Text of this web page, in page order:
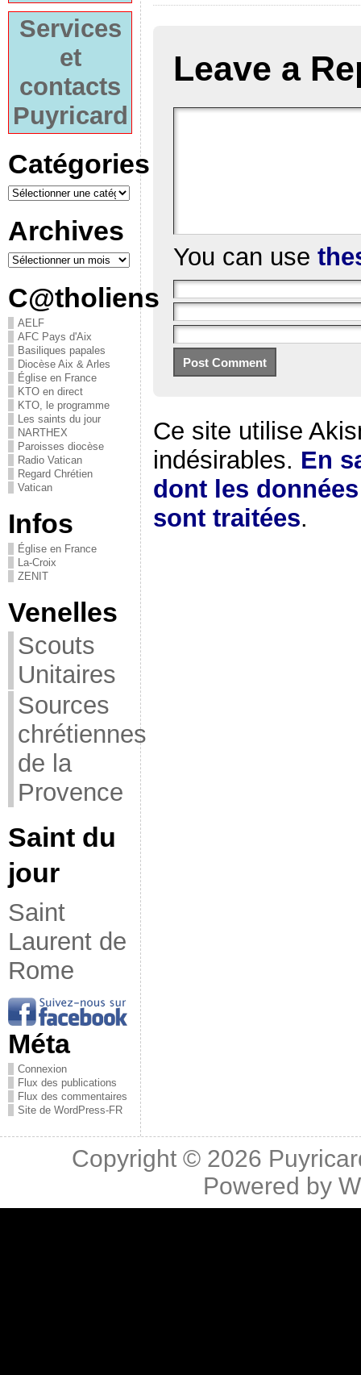
Services
et
contacts
Puyricard
Catégories
Archives
C@tholiens
AELF
AFC Pays d'Aix
Basiliques papales
Diocèse Aix & Arles
Église en France
KTO en direct
KTO, le programme
Les saints du jour
NARTHEX
Paroisses diocèse
Radio Vatican
Regard Chrétien
Vatican
Infos
Église en France
La-Croix
ZENIT
Venelles
Scouts
Unitaires
Sources
chrétiennes
de la
Provence
Saint du
jour
Saint
Laurent de
Rome
Méta
Connexion
Flux des publications
Flux des commentaires
Site de WordPress-FR
Leave a
You can use
Ce site utilise
indésirables. En
dont les
sont traitées.
Copyright © 2026
Powered by